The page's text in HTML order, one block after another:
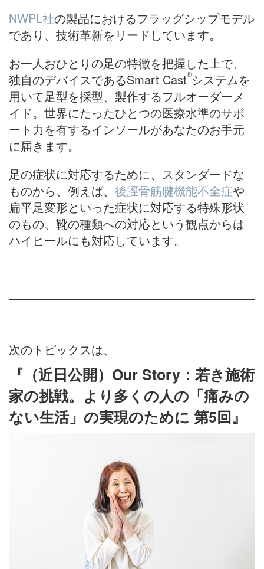
NWPL社の製品におけるフラッグシップモデル
であり、技術革新をリードしています。
お一人おひとりの足の特徴を把握した上で、
独自のデバイスであるSmart Cast®システムを
用いて足型を採型、製作するフルオーダーメ
イド。世界にたったひとつの医療水準のサポ
ート力を有するインソールがあなたのお手元
に届きます。
足の症状に対応するために、スタンダードな
ものから、例えば、 後脛骨筋腱機能不全症や
扁平足変形といった症状に対応する特殊形状
のもの、靴の種類への対応という観点からは
ハイヒールにも対応しています。
次のトピックスは、
『（近日公開）Our Story：若き施術
家の挑戦。より多くの人の「痛みの
ない生活」の実現のために 第5回』